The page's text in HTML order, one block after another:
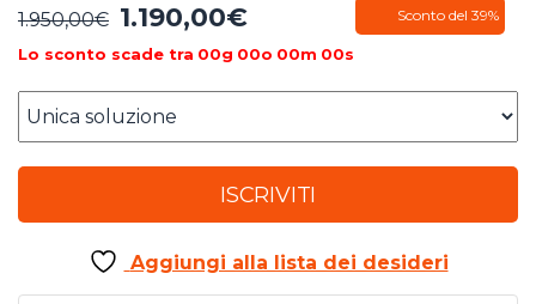
1.950,00€ Il
prezzo
era:
1.950,00€.
1.190,00€Il
è:
Sconto del 39%
Lo sconto scade tra 00g 00o 00m 00s
ISCRIVITI
Aggiungi alla lista dei desideri